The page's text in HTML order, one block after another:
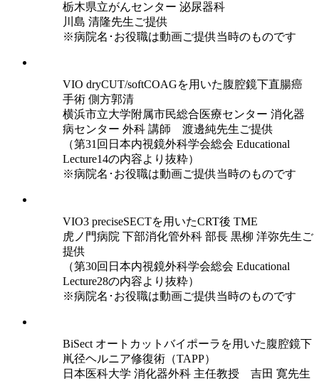
栃木県立がんセンター 泌尿器科
川島 清隆先生ご提供
※病院名･お役職は動画ご提供当時のものです
VIO dryCUT/softCOAGを用いた腹腔鏡下直腸癌
手術 側方郭清
横浜市立大学附属市民総合医療センター 消化器
病センター 外科 講師 渡邊純先生ご提供
（第31回日本内視鏡外科学会総会 Educational
Lecture14の内容より抜粋）
※病院名･お役職は動画ご提供当時のものです
VIO3 preciseSECTを用いたCRT後 TME
虎ノ門病院 下部消化管外科 部長 黒柳 洋弥先生ご
提供
（第30回日本内視鏡外科学会総会 Educational
Lecture28の内容より抜粋）
※病院名･お役職は動画ご提供当時のものです
BiSect オートカットバイポーラを用いた腹腔鏡下
鼡径ヘルニア修復術（TAPP）
日本医科大学 消化器外科 主任教授 吉田 寛先生